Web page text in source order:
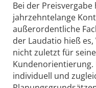
Bei der
jahrzehntelange
außerordentliche
der Laudatio hieß
nicht zuletzt für
individuell und